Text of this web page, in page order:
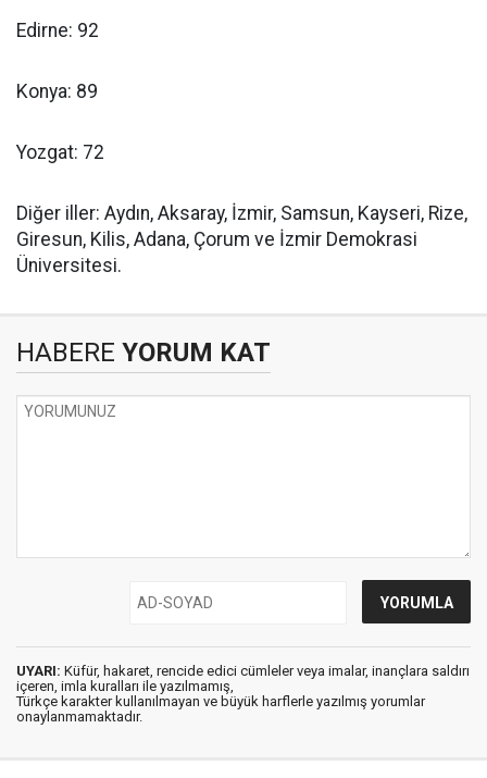
Edirne: 92
Konya: 89
Yozgat: 72
Diğer iller: Aydın, Aksaray, İzmir, Samsun, Kayseri, Rize,
Giresun, Kilis, Adana, Çorum ve İzmir Demokrasi
Üniversitesi.
HABERE YORUM KAT
UYARI: Küfür, hakaret, rencide edici cümleler veya imalar, inançlara saldırı
içeren, imla kuralları ile yazılmamış,
Türkçe karakter kullanılmayan ve büyük harflerle yazılmış yorumlar
onaylanmamaktadır.